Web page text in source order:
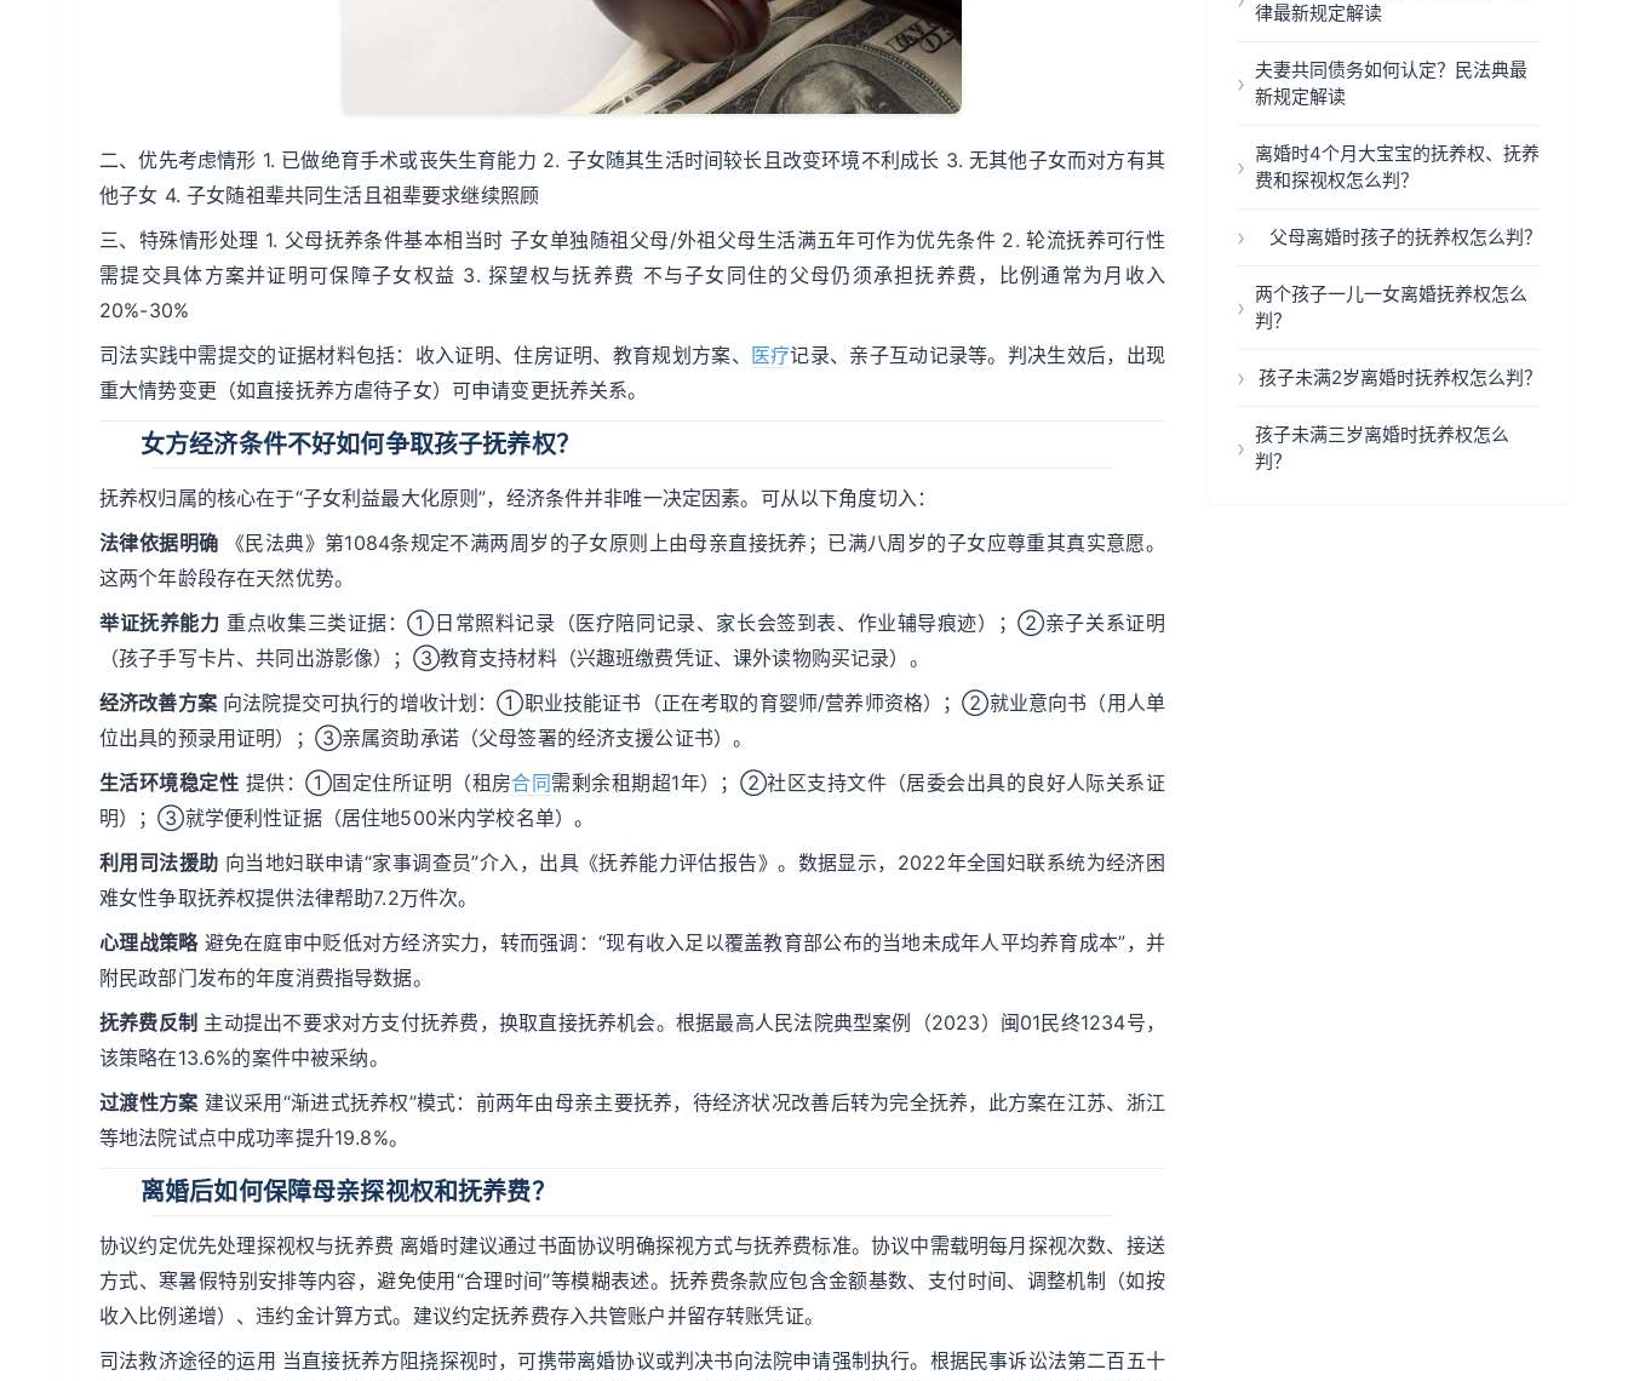
二、优先考虑情形 1. 已做绝育手术或丧失生育能力 2. 子女随其生活时间较长且改变环境不利成长 3. 无其他子女而对方有其
他子女 4. 子女随祖辈共同生活且祖辈要求继续照顾
三、特殊情形处理 1. 父母抚养条件基本相当时 子女单独随祖父母/外祖父母生活满五年可作为优先条件 2. 轮流抚养可行性
需提交具体方案并证明可保障子女权益 3. 探望权与抚养费 不与子女同住的父母仍须承担抚养费，比例通常为月收入
20%-30%
司法实践中需提交的证据材料包括：收入证明、住房证明、教育规划方案、
医疗记录、亲子互动记录等。判决生效后，出现
重大情势变更（如直接抚养方虐待子女）可申请变更抚养关系。
女方经济条件不好如何争取孩子抚养权？
抚养权归属的核心在于“子女利益最大化原则”，经济条件并非唯一决定因素。可从以下角度切入：
法律依据明确 《民法典》第1084条规定不满两周岁的子女原则上由母亲直接抚养；已满八周岁的子女应尊重其真实意愿。
这两个年龄段存在天然优势。
举证抚养能力 重点收集三类证据：①日常照料记录（医疗陪同记录、家长会签到表、作业辅导痕迹）；②亲子关系证明
（孩子手写卡片、共同出游影像）；③教育支持材料（兴趣班缴费凭证、课外读物购买记录）。
经济改善方案向法院提交可执行的增收计划：①职业技能证书（正在考取的育婴师/营养师资格）；②就业意向书（用人单
位出具的预录用证明）；③亲属资助承诺（父母签署的经济支援公证书）。
生活环境稳定性 提供：①固定住所证明（租房合同需剩余租期超1年）；②社区支持文件（居委会出具的良好人际关系证
明）；③就学便利性证据（居住地500米内学校名单）。
利用司法援助 向当地妇联申请“家事调查员”介入，出具《抚养能力评估报告》。数据显示，2022年全国妇联系统为经济困
难女性争取抚养权提供法律帮助7.2万件次。
心理战策略避免在庭审中贬低对方经济实力，转而强调：“现有收入足以覆盖教育部公布的当地未成年人平均养育成本”，并
附民政部门发布的年度消费指导数据。
抚养费反制 主动提出不要求对方支付抚养费，换取直接抚养机会。根据最高人民法院典型案例（2023）闽01民终1234号，
该策略在13.6%的案件中被采纳。
过渡性方案 建议采用“渐进式抚养权”模式：前两年由母亲主要抚养，待经济状况改善后转为完全抚养，此方案在江苏、浙江
等地法院试点中成功率提升19.8%。
离婚后如何保障母亲探视权和抚养费？
协议约定优先处理探视权与抚养费 离婚时建议通过书面协议明确探视方式与抚养费标准。协议中需载明每月探视次数、接送
方式、寒暑假特别安排等内容，避免使用“合理时间”等模糊表述。抚养费条款应包含金额基数、支付时间、调整机制（如按
收入比例递增）、违约金计算方式。建议约定抚养费存入共管账户并留存转账凭证。
司法救济途径的运用 当直接抚养方阻挠探视时，可携带离婚协议或判决书向法院申请强制执行。根据民事诉讼法第二百五十
律最新规定解读
夫妻共同债务如何认定？民法典最
新规定解读
离婚时4个月大宝宝的抚养权、抚养
费和探视权怎么判？
父母离婚时孩子的抚养权怎么判？
两个孩子一儿一女离婚抚养权怎么
判？
孩子未满2岁离婚时抚养权怎么判？
孩子未满三岁离婚时抚养权怎么
判？